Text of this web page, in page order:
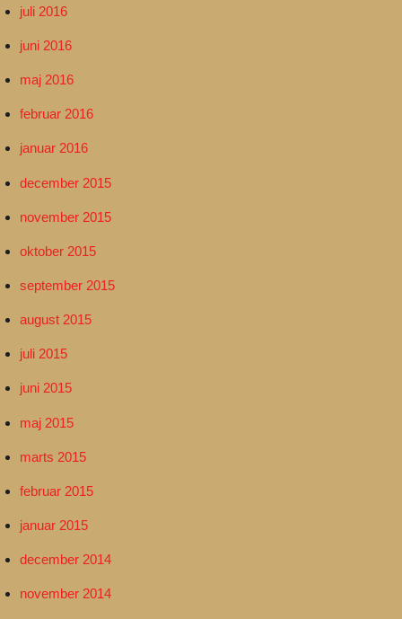
juli 2016
juni 2016
maj 2016
februar 2016
januar 2016
december 2015
november 2015
oktober 2015
september 2015
august 2015
juli 2015
juni 2015
maj 2015
marts 2015
februar 2015
januar 2015
december 2014
november 2014